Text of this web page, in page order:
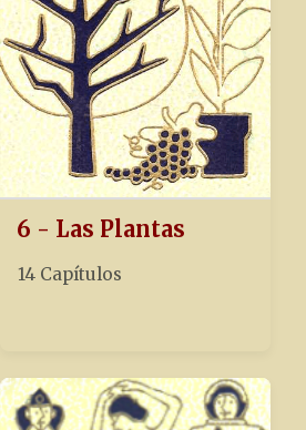
6 - Las Plantas
14 Capítulos